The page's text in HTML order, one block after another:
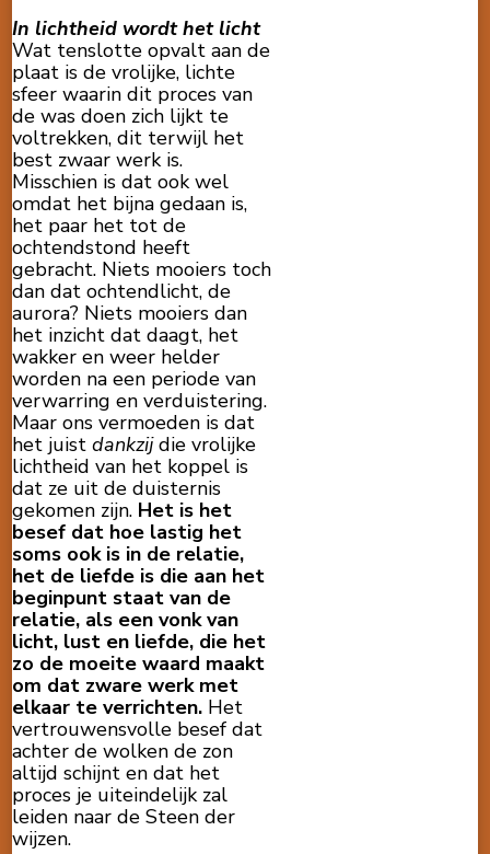
In lichtheid wordt het licht
Wat tenslotte opvalt aan de
plaat is de vrolijke, lichte
sfeer waarin dit proces van
de was doen zich lijkt te
voltrekken, dit terwijl het
best zwaar werk is.
Misschien is dat ook wel
omdat het bijna gedaan is,
het paar het tot de
ochtendstond heeft
gebracht. Niets mooiers toch
dan dat ochtendlicht, de
aurora? Niets mooiers dan
het inzicht dat daagt, het
wakker en weer helder
worden na een periode van
verwarring en verduistering.
Maar ons vermoeden is dat
het juistdankzijdie vrolijke
lichtheid van het koppel is
dat ze uit de duisternis
gekomen zijn. Het is het
besef dat hoe lastig het
soms ook is in de relatie,
het de liefde is die aan het
beginpunt staat van de
relatie, als een vonk van
licht, lust en liefde, die het
zo de moeite waard maakt
om dat zware werk met
elkaar te verrichten. Het
vertrouwensvolle besef dat
achter de wolken de zon
altijd schijnt en dat het
proces je uiteindelijk zal
leiden naar de Steen der
wijzen.